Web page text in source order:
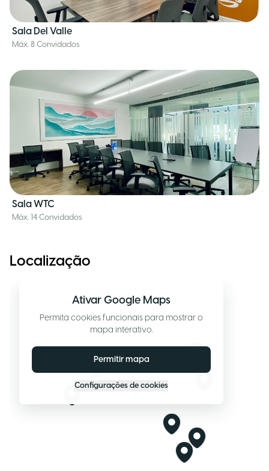
Sala Del Valle
Máx. 8 Convidados
Sala WTC
Máx. 14 Convidados
Localização
Ativar Google Maps
Permita cookies funcionais para mostrar o
mapa interativo.
Permitir mapa
Configurações de cookies